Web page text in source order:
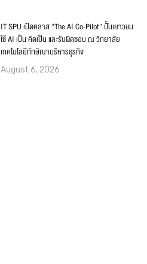
IT SPU เปิดคลาส “The AI Co-Pilot” ปั้นเยาวชน
ใช้ AI เป็น คิดเป็น และรับผิดชอบ ณ วิทยาลัย
เทคโนโลยีทักษิณาบริหารธุรกิจ
August 6, 2026